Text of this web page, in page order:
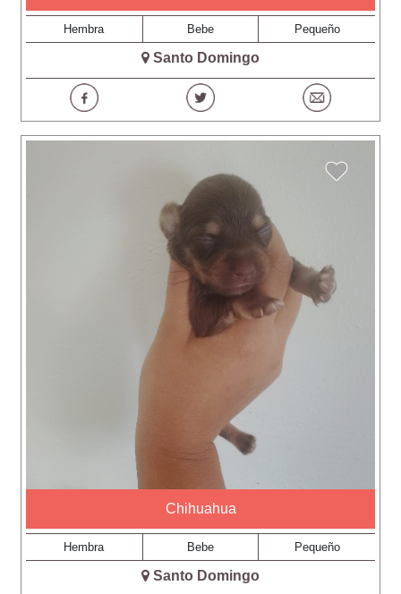
Hembra Bebe Pequeño
Santo Domingo
Chihuahua
Hembra Bebe Pequeño
Santo Domingo